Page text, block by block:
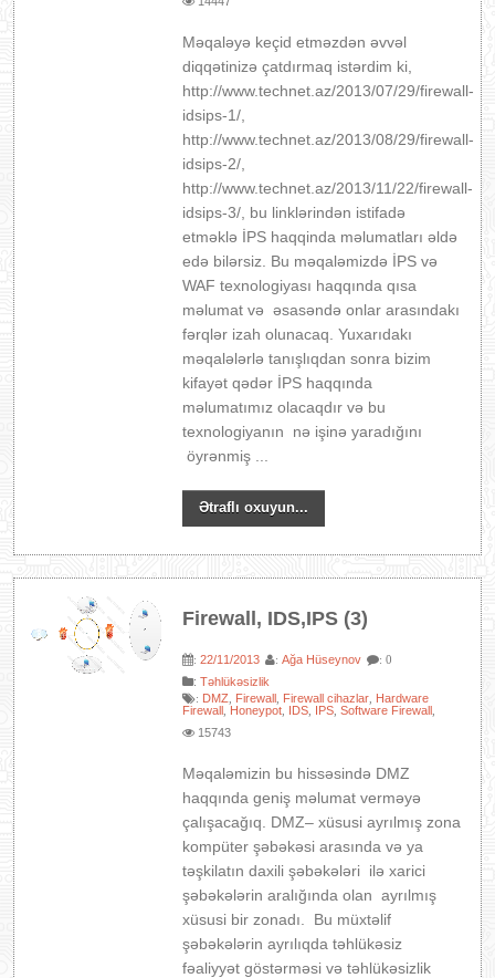
Məqaləyə keçid etməzdən əvvəl
diqqətinizə çatdırmaq istərdim ki,
http://www.technet.az/2013/07/29/firewall-
idsips-1/,
http://www.technet.az/2013/08/29/firewall-
idsips-2/,
http://www.technet.az/2013/11/22/firewall-
idsips-3/, bu linklərindən istifadə
etməklə İPS haqqinda məlumatları əldə
edə bilərsiz. Bu məqaləmizdə İPS və
WAF texnologiyası haqqında qısa
məlumat və əsasəndə onlar arasındakı
fərqlər izah olunacaq. Yuxarıdakı
məqalələrlə tanışlıqdan sonra bizim
kifayət qədər İPS haqqında
məlumatımız olacaqdır və bu
texnologiyanın nə işinə yaradığını
öyrənmiş ...
Ətraflı oxuyun...
Firewall, IDS,IPS (3)
:22/11/2013 :Ağa Hüseynov : 0
:Təhlükəsizlik
: DMZ Firewall Firewall cihazlar Hardware
Firewall Honeypot IDS IPS ,Software Firewall
15743
Məqaləmizin bu hissəsində DMZ
haqqında geniş məlumat verməyə
çalışacağıq. DMZ– xüsusi ayrılmış zona
kompüter şəbəkəsi arasında və ya
təşkilatın daxili şəbəkələri ilə xarici
şəbəkələrin aralığında olan ayrılmış
xüsusi bir zonadı. Bu müxtəlif
şəbəkələrin ayrılıqda təhlükəsiz
fəaliyyət göstərməsi və təhlükəsizlik